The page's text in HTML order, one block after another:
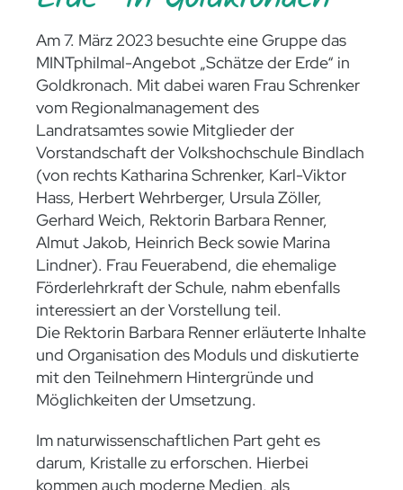
Am 7. März 2023 besuchte eine Gruppe das
MINTphilmal-Angebot „Schätze der Erde“ in
Goldkronach. Mit dabei waren Frau Schrenker
vom Regionalmanagement des
Landratsamtes sowie Mitglieder der
Vorstandschaft der Volkshochschule Bindlach
(von rechts Katharina Schrenker, Karl-Viktor
Hass, Herbert Wehrberger, Ursula Zöller,
Gerhard Weich, Rektorin Barbara Renner,
Almut Jakob, Heinrich Beck sowie Marina
Lindner). Frau Feuerabend, die ehemalige
Förderlehrkraft der Schule, nahm ebenfalls
interessiert an der Vorstellung teil.
Die Rektorin Barbara Renner erläuterte Inhalte
und Organisation des Moduls und diskutierte
mit den Teilnehmern Hintergründe und
Möglichkeiten der Umsetzung.
Im naturwissenschaftlichen Part geht es
darum, Kristalle zu erforschen. Hierbei
kommen auch moderne Medien, als